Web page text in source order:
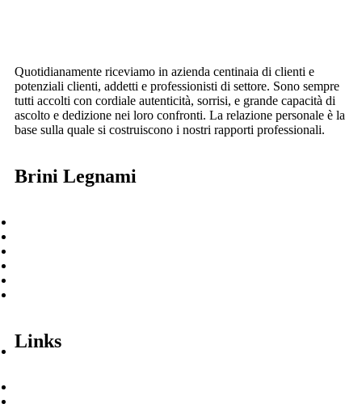
Quotidianamente riceviamo in azienda centinaia di clienti e
potenziali clienti, addetti e professionisti di settore. Sono sempre
tutti accolti con cordiale autenticità, sorrisi, e grande capacità di
ascolto e dedizione nei loro confronti. La relazione personale è la
base sulla quale si costruiscono i nostri rapporti professionali.
Brini Legnami
Links